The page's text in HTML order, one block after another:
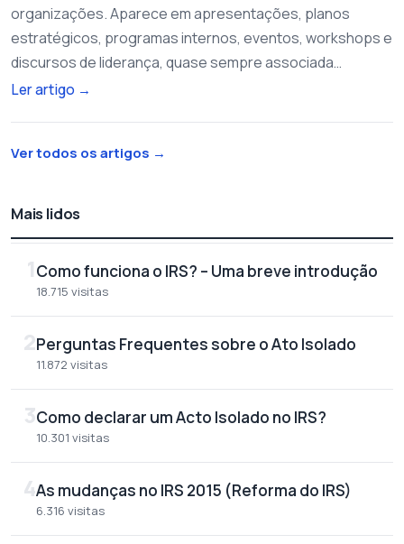
organizações. Aparece em apresentações, planos
estratégicos, programas internos, eventos, workshops e
discursos de liderança, quase sempre associada…
Ler artigo →
Ver todos os artigos →
Mais lidos
1Como funciona o IRS? – Uma breve introdução
18.715 visitas
2Perguntas Frequentes sobre o Ato Isolado
11.872 visitas
3Como declarar um Acto Isolado no IRS?
10.301 visitas
4As mudanças no IRS 2015 (Reforma do IRS)
6.316 visitas